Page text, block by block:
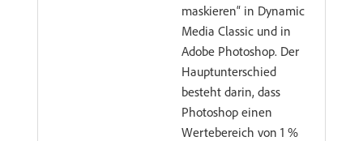
maskieren“ in Dynamic
Media Classic und in
Adobe Photoshop. Der
Hauptunterschied
besteht darin, dass
Photoshop einen
Wertebereich von 1 %